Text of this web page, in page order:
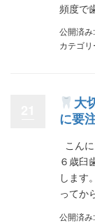
頻度で
公開済
カテゴリ
大
に要
こん
６歳臼
します
ってか
公開済